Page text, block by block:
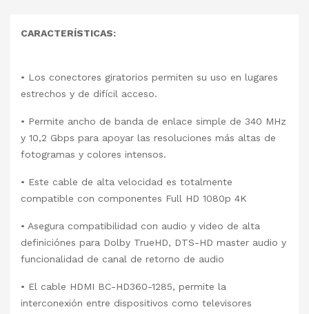
CARACTERÍSTICAS:
• Los conectores giratorios permiten su uso en lugares
estrechos y de difícil acceso.
• Permite ancho de banda de enlace simple de 340 MHz
y 10,2 Gbps para apoyar las resoluciones más altas de
fotogramas y colores intensos.
• Este cable de alta velocidad es totalmente
compatible con componentes Full HD 1080p 4K
• Asegura compatibilidad con audio y video de alta
definiciónes para Dolby TrueHD, DTS-HD master audio y
funcionalidad de canal de retorno de audio
• El cable HDMI BC-HD360-1285, permite la
interconexión entre dispositivos como televisores